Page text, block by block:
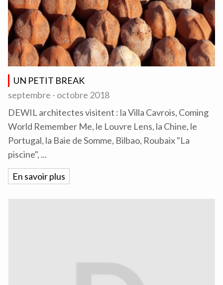
UN PETIT BREAK
septembre - octobre 2018
DEWIL architectes visitent : la Villa Cavrois, Coming
World Remember Me, le Louvre Lens, la Chine, le
Portugal, la Baie de Somme, Bilbao, Roubaix "La
piscine", ...
En savoir plus